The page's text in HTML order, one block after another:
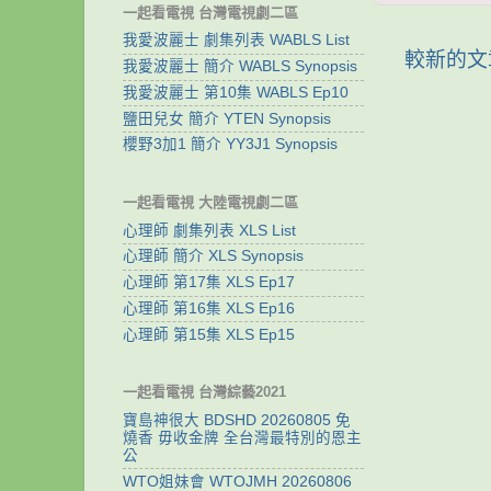
較新的
一起看電視 台灣電視劇二區
我愛波麗士 劇集列表 WABLS List
我愛波麗士 簡介 WABLS Synopsis
我愛波麗士 第10集 WABLS Ep10
鹽田兒女 簡介 YTEN Synopsis
櫻野3加1 簡介 YY3J1 Synopsis
一起看電視 大陸電視劇二區
心理師 劇集列表 XLS List
心理師 簡介 XLS Synopsis
心理師 第17集 XLS Ep17
心理師 第16集 XLS Ep16
心理師 第15集 XLS Ep15
一起看電視 台灣綜藝2021
寶島神很大 BDSHD 20260805 免
燒香 毋收金牌 全台灣最特別的恩主
公
WTO姐妹會 WTOJMH 20260806